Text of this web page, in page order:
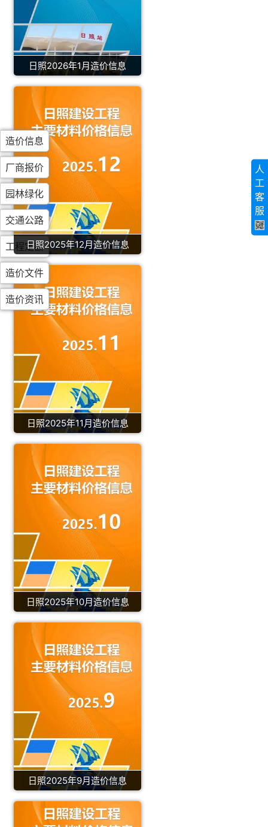
日照2026年1月造价信息
日照2025年12月造价信息
日照2025年11月造价信息
日照2025年10月造价信息
日照2025年9月造价信息
造价信息
厂商报价
园林绿化
交通公路
工程定额
造价文件
造价资讯
人
工
客
服